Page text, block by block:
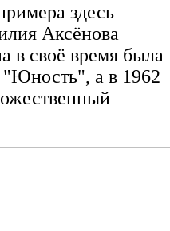
здесь
Аксёнова
в своё время была
"Юность", а в 1962